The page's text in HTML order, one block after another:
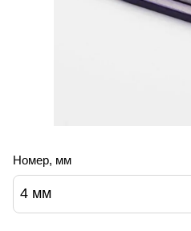
Номер, мм
4 мм